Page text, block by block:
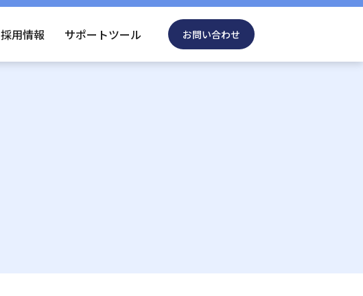
採用情報 サポートツール お問い合わせ